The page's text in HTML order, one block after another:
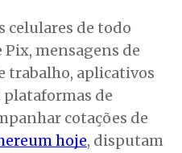
celulares de todo
mensagens de
trabalho, aplicativos
plataformas de
cotações de
hoje, disputam